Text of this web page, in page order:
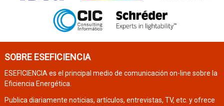
SOBRE ESEFICIENCIA
ESEFICIENCIA es el principal medio de comunicación on-line sobre la
Eficiencia Energética.
Publica diariamente noticias, artículos, entrevistas, TV, etc. y ofrece